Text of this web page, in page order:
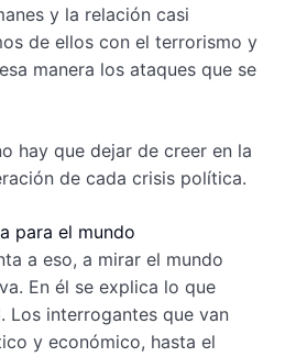
y la relación casi
de ellos con el terrorismo y
manera los ataques que se
hay que dejar de creer en la
de cada crisis política.
para el mundo
a eso, a mirar el mundo
En él se explica lo que
Los interrogantes que van
y económico, hasta el